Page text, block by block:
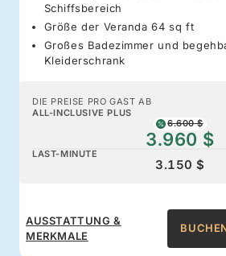
Schiffsbereich
Größe der Veranda 64 sq ft
Großes Badezimmer und
Kleiderschrank
DIE PREISE PRO GAST AB
ALL-INCLUSIVE PLUS
6.600 $
3.960 $
LAST-MINUTE
3.150 $
AUSSTATTUNG &
MERKMALE